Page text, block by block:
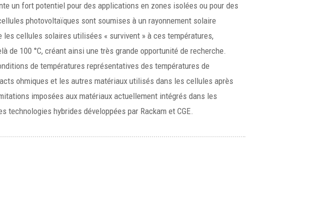
un fort potentiel pour des applications en zones isolées ou pour des
photovoltaïques sont soumises à un rayonnement solaire
cellules solaires utilisées « survivent » à ces températures,
de 100 °C, créant ainsi une très grande opportunité de recherche.
de températures représentatives des températures de
ohmiques et les autres matériaux utilisés dans les cellules après
imposées aux matériaux actuellement intégrés dans les
hybrides développées par Rackam et CGE.